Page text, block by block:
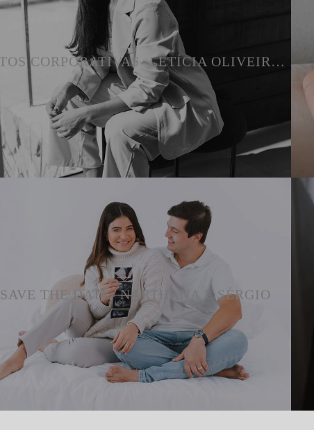
FOTOS CORPORATIVAS- LETÍCIA OLIVEIRA ARQUITETURA
SAVE THE DATE- NARTHANA E SÉRGIO